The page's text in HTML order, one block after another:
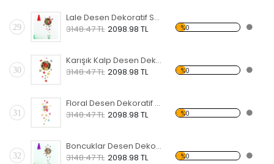
29
Lale Desen Dekoratif Saat
3148.47 TL 2098.98 TL %0
30
Karışık Kalp Desen Dekoratif Saat
3148.47 TL 2098.98 TL %0
31
Floral Desen Dekoratif Saat
3148.47 TL 2098.98 TL %0
32
Boncuklar Desen Dekoratif Saat
3148.47 TL 2098.98 TL %0